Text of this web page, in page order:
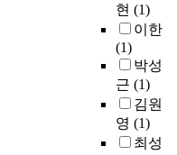
현 (1)
이한
(1)
박성
근 (1)
김원
영 (1)
최성